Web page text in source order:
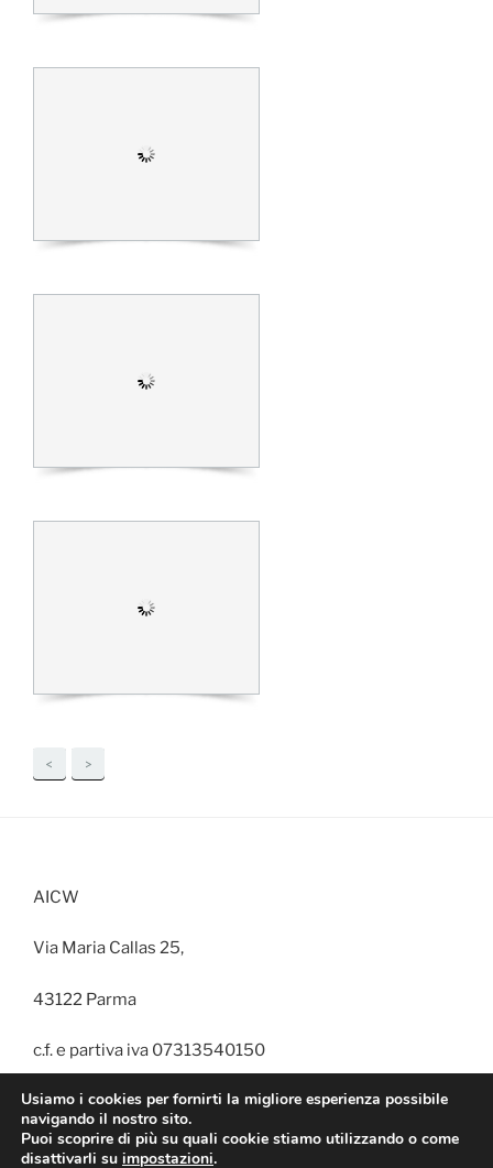
< >
AICW
Via Maria Callas 25,
43122 Parma
c.f. e partiva iva 07313540150
Usiamo i cookies per fornirti la migliore esperienza possibile
navigando il nostro sito.
Puoi scoprire di più su quali cookie stiamo utilizzando o come
disattivarli su impostazioni.